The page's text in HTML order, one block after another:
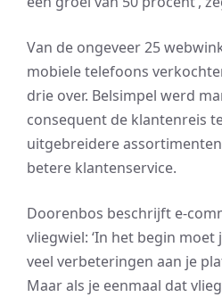
Van de ongeveer 25
mobiele telefoons
drie over. Belsimpel werd
consequent de klantenreis
uitgebreidere
betere klantenservice.
Doorenbos beschrijft e-
vliegwiel: ‘In het begin
veel verbeteringen aan je
Maar als je eenmaal dat